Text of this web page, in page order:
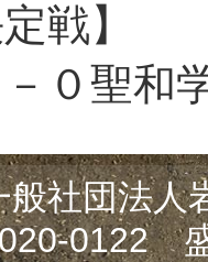
戦】
０聖和
般社団法人
0122